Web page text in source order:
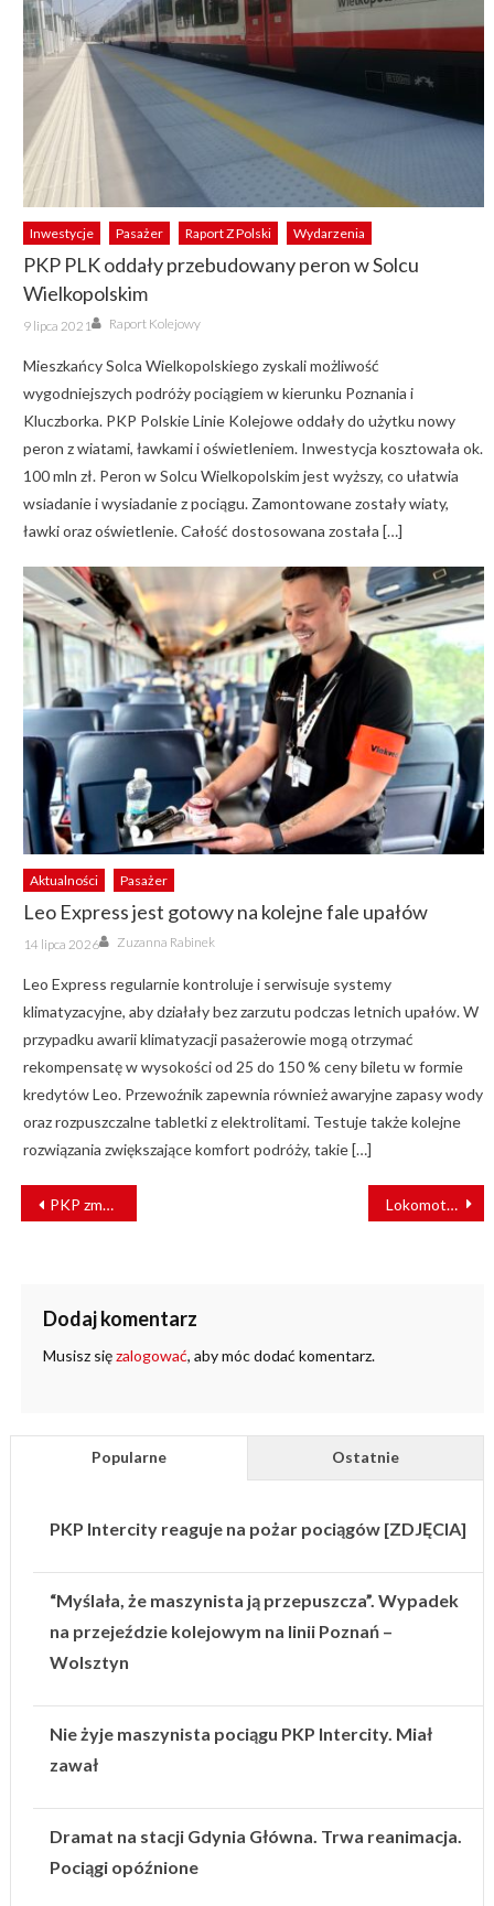
Inwestycje Pasażer Raport Z Polski Wydarzenia
PKP PLK oddały przebudowany peron w Solcu
Wielkopolskim
Posted
on
9 lipca 2021 Author
Raport Kolejowy
Mieszkańcy Solca Wielkopolskiego zyskali możliwość
wygodniejszych podróży pociągiem w kierunku Poznania i
Kluczborka. PKP Polskie Linie Kolejowe oddały do użytku nowy
peron z wiatami, ławkami i oświetleniem. Inwestycja kosztowała ok.
100 mln zł. Peron w Solcu Wielkopolskim jest wyższy, co ułatwia
wsiadanie i wysiadanie z pociągu. Zamontowane zostały wiaty,
ławki oraz oświetlenie. Całość dostosowana została […]
Aktualności Pasażer
Leo Express jest gotowy na kolejne fale upałów
Posted
on
14 lipca 2026 Author
Zuzanna Rabinek
Leo Express regularnie kontroluje i serwisuje systemy
klimatyzacyjne, aby działały bez zarzutu podczas letnich upałów. W
przypadku awarii klimatyzacji pasażerowie mogą otrzymać
rekompensatę w wysokości od 25 do 150 % ceny biletu w formie
kredytów Leo. Przewoźnik zapewnia również awaryjne zapasy wody
oraz rozpuszczalne tabletki z elektrolitami. Testuje także kolejne
rozwiązania zwiększające komfort podróży, takie […]
NAWIGACJA
WPISU
PKP zmodernizują dworce kolejowe w Pilawie, Życzynie i Celestynowie Lokomotywa wjechała w pociąg towarowy
Dodaj komentarz
Musisz sięzalogować, aby móc dodać komentarz.
Popularne Ostatnie
PKP Intercity reaguje na pożar pociągów [ZDJĘCIA]
“Myślała, że maszynista ją przepuszcza”. Wypadek
na przejeździe kolejowym na linii Poznań –
Wolsztyn
Nie żyje maszynista pociągu PKP Intercity. Miał
zawał
Dramat na stacji Gdynia Główna. Trwa reanimacja.
Pociągi opóźnione